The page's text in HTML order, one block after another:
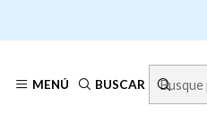
MENÚ BUSCAR